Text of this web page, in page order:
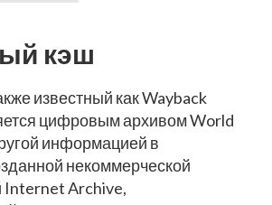
кэш
известный как Wayback
цифровым архивом World
информацией в
некоммерческой
Internet Archive,